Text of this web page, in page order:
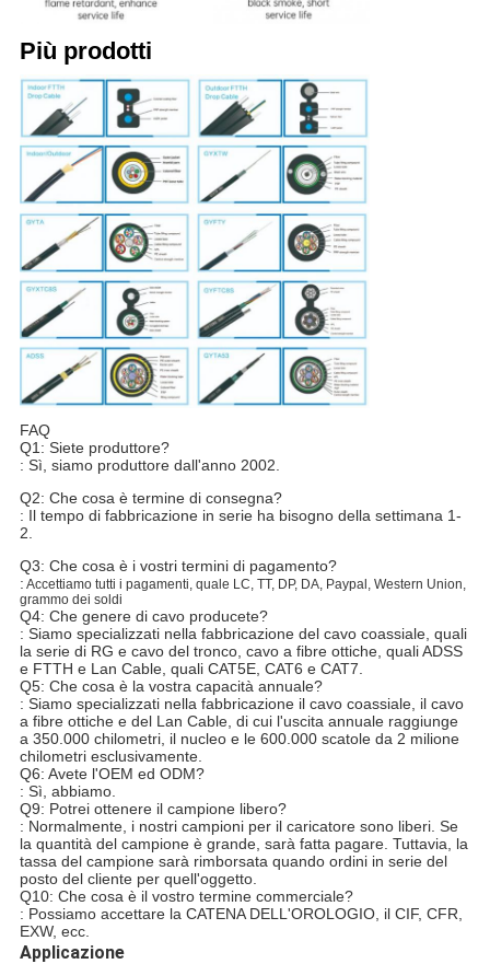
Più prodotti
FAQ
Q1: Siete produttore?
: Sì, siamo produttore dall'anno 2002.
Q2: Che cosa è termine di consegna?
: Il tempo di fabbricazione in serie ha bisogno della settimana 1-
2.
Q3: Che cosa è i vostri termini di pagamento?
: Accettiamo tutti i pagamenti, quale LC, TT, DP, DA, Paypal, Western Union,
grammo dei soldi
Q4: Che genere di cavo producete?
: Siamo specializzati nella fabbricazione del cavo coassiale, quali
la serie di RG e cavo del tronco, cavo a fibre ottiche, quali ADSS
e FTTH e Lan Cable, quali CAT5E, CAT6 e CAT7.
Q5: Che cosa è la vostra capacità annuale?
: Siamo specializzati nella fabbricazione il cavo coassiale, il cavo
a fibre ottiche e del Lan Cable, di cui l'uscita annuale raggiunge
a 350.000 chilometri, il nucleo e le 600.000 scatole da 2 milione
chilometri esclusivamente.
Q6: Avete l'OEM ed ODM?
: Sì, abbiamo.
Q9: Potrei ottenere il campione libero?
: Normalmente, i nostri campioni per il caricatore sono liberi. Se
la quantità del campione è grande, sarà fatta pagare. Tuttavia, la
tassa del campione sarà rimborsata quando ordini in serie del
posto del cliente per quell'oggetto.
Q10: Che cosa è il vostro termine commerciale?
: Possiamo accettare la CATENA DELL'OROLOGIO, il CIF, CFR,
EXW, ecc.
Applicazione